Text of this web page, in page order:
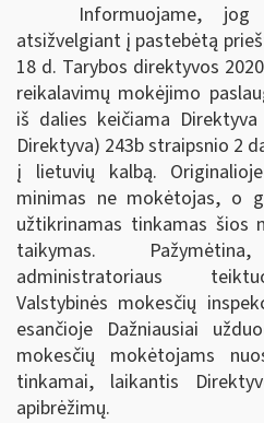
Informuojame, jog
atsižvelgiant į pastebėtą
18 d. Tarybos direktyvos
reikalavimų mokėjimo
iš dalies keičiama
Direktyva) 243b straipsnio 2
į lietuvių kalbą.
minimas ne mokėtojas, o
užtikrinamas tinkamas šios
taikymas.
administratoriaus
Valstybinės mokesčių
esančioje Dažniausiai
mokesčių mokėtojams
tinkamai, laikantis
apibrėžimų.